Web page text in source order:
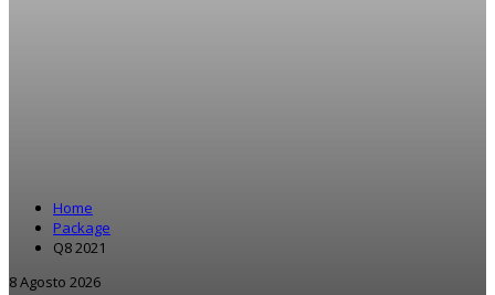
Home
Package
Q8 2021
8 Agosto 2026